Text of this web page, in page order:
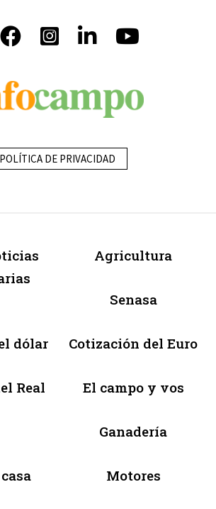
POLÍTICA DE PRIVACIDAD
Agricultura
Senasa
dólar Cotización del Euro
Real El campo y vos
Ganadería
Motores